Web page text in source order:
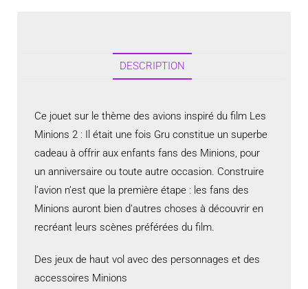
DESCRIPTION
Ce jouet sur le thème des avions inspiré du film Les
Minions 2 : Il était une fois Gru constitue un superbe
cadeau à offrir aux enfants fans des Minions, pour
un anniversaire ou toute autre occasion. Construire
l’avion n’est que la première étape : les fans des
Minions auront bien d’autres choses à découvrir en
recréant leurs scènes préférées du film.
Des jeux de haut vol avec des personnages et des
accessoires Minions